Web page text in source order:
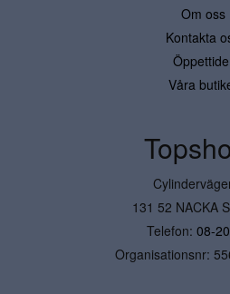
Om oss
Kontakta
Våra
131 52 NACKA
Telefon: 08-
Organisationsnr: